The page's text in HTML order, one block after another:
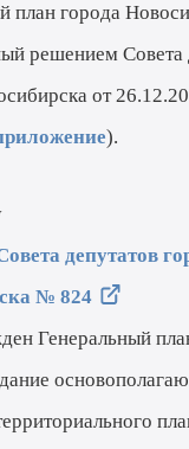
план города
решением Совета
от
).
депутатов
№ 824
Генеральный